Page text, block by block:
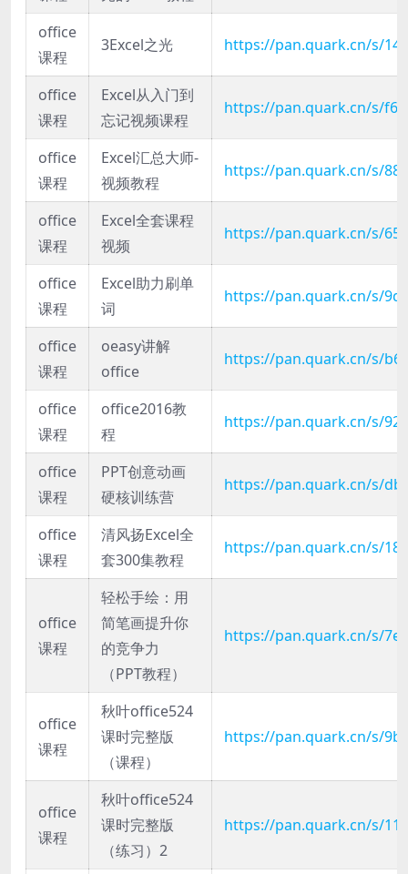
office
课程
3Excel之光 https://pan.quark.cn/s/
office
课程
Excel从入门到
忘记视频课程
https://pan.quark.cn/s/
office
课程
Excel汇总大师-
视频教程
https://pan.quark.cn/s/
office
课程
Excel全套课程
视频
https://pan.quark.cn/s/
office
课程
Excel助力刷单
词
https://pan.quark.cn/s/
office
课程
oeasy讲解
office
https://pan.quark.cn/s/
office
课程
office2016教
程
https://pan.quark.cn/s/
office
课程
PPT创意动画
硬核训练营
https://pan.quark.cn/s/
office
课程
清风扬Excel全
套300集教程
https://pan.quark.cn/s/
office
课程
轻松手绘：用
简笔画提升你
的竞争力
（PPT教程）
https://pan.quark.cn/s/
office
课程
秋叶office524
课时完整版
（课程）
https://pan.quark.cn/s/
office
课程
秋叶office524
课时完整版
（练习）2
https://pan.quark.cn/s/